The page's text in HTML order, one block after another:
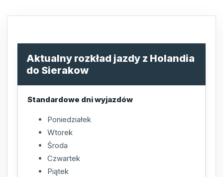
Aktualny rozkład jazdy z Holandia
do Sierakow
Standardowe dni wyjazdów
Poniedziałek
Wtorek
Środa
Czwartek
Piątek